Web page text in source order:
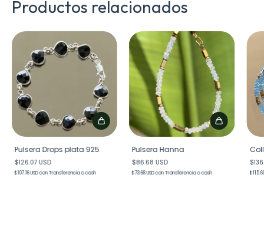
Productos relacionados
Pulsera Drops plata 925
$126.07 USD
$107.16 USDconTransferencia o cash
Pulsera Hanna
$86.68 USD
$73.68 USDconTransferencia o cash